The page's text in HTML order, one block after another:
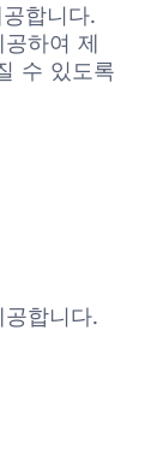
합니다.
하여 제
수 있도록
합니다.